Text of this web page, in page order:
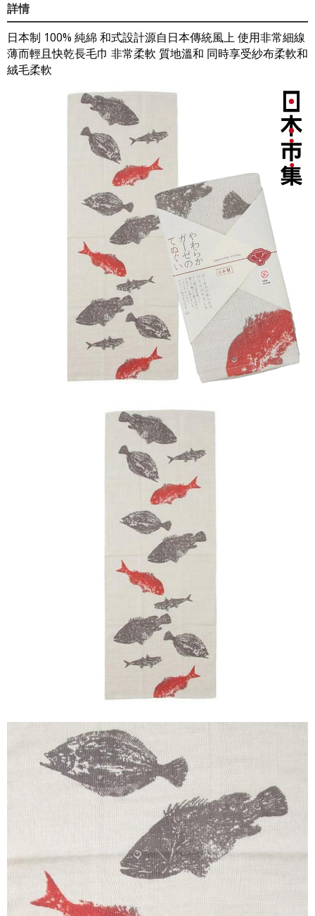
詳情
日本制 100% 純綿 和式設計源自日本傳統風上 使用非常細線
薄而輕且快乾長毛巾 非常柔軟 質地溫和 同時享受紗布柔軟和
絨毛柔軟